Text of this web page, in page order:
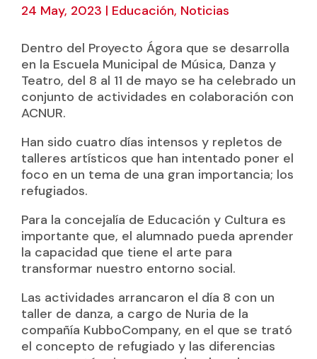
24 May, 2023 | Educación, Noticias
Dentro del Proyecto Ágora que se desarrolla
en la Escuela Municipal de Música, Danza y
Teatro, del 8 al 11 de mayo se ha celebrado un
conjunto de actividades en colaboración con
ACNUR.
Han sido cuatro días intensos y repletos de
talleres artísticos que han intentado poner el
foco en un tema de una gran importancia; los
refugiados.
Para la concejalía de Educación y Cultura es
importante que, el alumnado pueda aprender
la capacidad que tiene el arte para
transformar nuestro entorno social.
Las actividades arrancaron el día 8 con un
taller de danza, a cargo de Nuria de la
compañía KubboCompany, en el que se trató
el concepto de refugiado y las diferencias